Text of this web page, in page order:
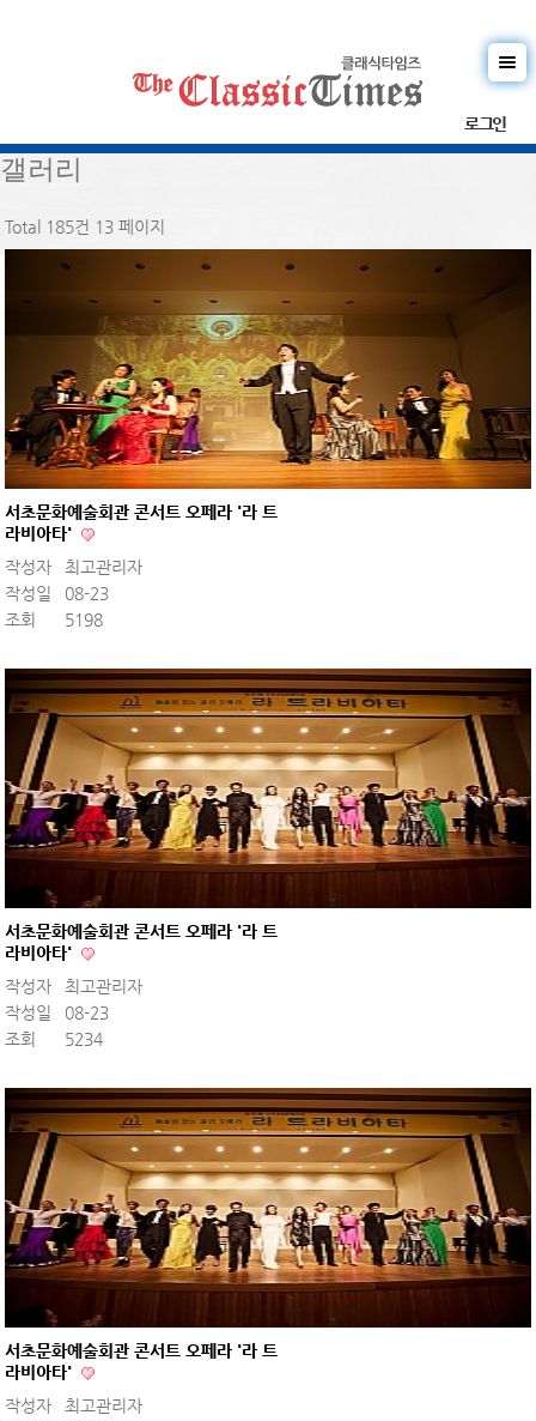
로그인
갤러리
Total 185건 13 페이지
서초문화예술회관 콘서트 오페라 '라 트
라비아타'
작성자
최고관리자
작성일
08-23
조회
5198
서초문화예술회관 콘서트 오페라 '라 트
라비아타'
작성자
최고관리자
작성일
08-23
조회
5234
서초문화예술회관 콘서트 오페라 '라 트
라비아타'
작성자
최고관리자